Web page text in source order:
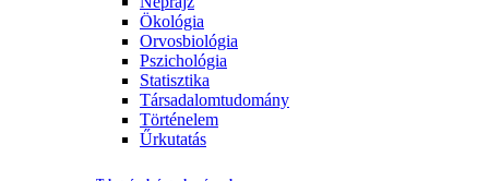
Ökológia
Orvosbiológia
Pszichológia
Statisztika
Társadalomtudomány
Történelem
Űrkutatás